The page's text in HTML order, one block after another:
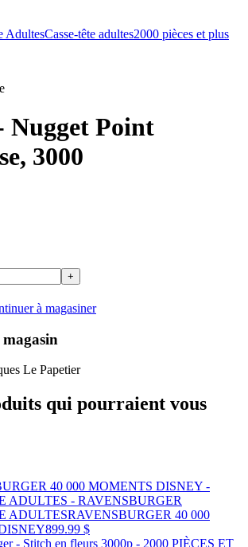
AdultesCasse-tête adultes2000 pièces et plus
Nugget Point
3000
+
à magasiner
Le Papetier
qui pourraient vous
ADULTESRAVENSBURGER 40 000
899.99 $